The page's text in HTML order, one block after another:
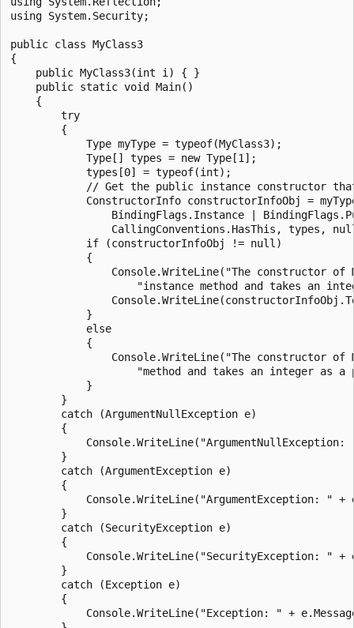
using System.Security;
public class MyClass3
{
    public MyClass3(int i) { }
    public static void Main()
    {
        try
        {
            Type myType = typeof(MyClass3);
            Type[] types = new Type[1];
            types[0] = typeof(int);
// Get the public instance constructor
ConstructorInfo constructorInfoObj =
BindingFlags.Instance |
CallingConventions.HasThis, types,
            if (constructorInfoObj != null)
            {
Console.WriteLine("The constructor of
"instance method and takes an
            }
            else
            {
Console.WriteLine("The constructor of
"method and takes an integer as a
            }
        }
        catch (ArgumentNullException e)
        {
Console.WriteLine("ArgumentNullException:
        }
        catch (ArgumentException e)
        {
Console.WriteLine("ArgumentException: " +
        }
        catch (SecurityException e)
        {
Console.WriteLine("SecurityException: " +
        }
        catch (Exception e)
        {
Console.WriteLine("Exception: " +